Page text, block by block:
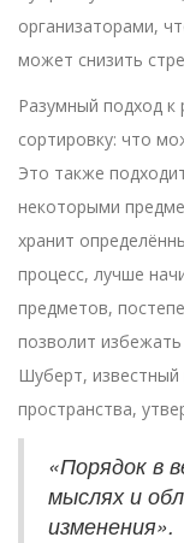
организаторами,
может снизить
Разумный подход к
сортировку: что
Это также
некоторыми
хранит
процесс, лучше
предметов,
позволит
Шуберт, известный
пространства,
«Порядок в
мыслях и
изменения».